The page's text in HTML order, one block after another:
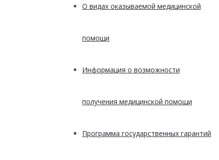
О видах оказываемой медицинской
помощи
Информация о возможности
получения медицинской помощи
Программа государственных гарантий